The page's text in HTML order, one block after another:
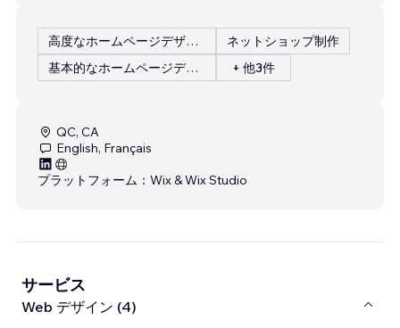
高度なホームページデザイン
ネットショップ制作
基本的なホームページデザイン
+ 他3件
QC, CA
English, Français
プラットフォーム： Wix & Wix Studio
サービス
Web デザイン (4)